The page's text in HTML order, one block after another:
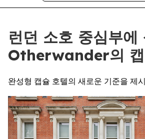
런던 소호 중심부에
Otherwander의 캡
완성형 캡슐 호텔의 새로운 기준을 제